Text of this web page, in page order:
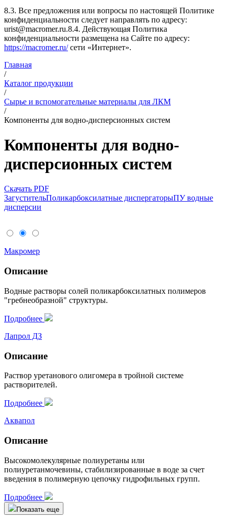
8.3. Все предложения или вопросы по настоящей Политике
конфиденциальности следует направлять по адресу:
urist@macromer.ru.8.4. Действующая Политика
конфиденциальности размещена на Сайте по адресу:
https://macromer.ru/сети «Интернет».
Главная
/
Каталог продукции
/
Сырье и вспомогательные материалы для ЛКМ
/
Компоненты для водно-дисперсионных систем
Компоненты для водно-
дисперсионных систем
Скачать PDF
ЗагустительПоликарбоксилатные диспергаторыПУ водные
дисперсии
Макромер
Описание
Водные растворы солей поликарбоксилатных полимеров
"гребнеобразной" структуры.
Подробнее
Лапрол ДЗ
Описание
Раствор уретанового олигомера в тройной системе
растворителей.
Подробнее
Аквапол
Описание
Высокомолекулярные полиуретаны или
полиуретанмочевины, стабилизированные в воде за счет
введения в полимерную цепочку гидрофильных групп.
Подробнее
Показать еще